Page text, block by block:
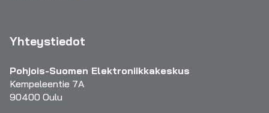
Yhteystiedot
Pohjois-Suomen Elektroniikkakeskus
Kempeleentie 7A
90400 Oulu